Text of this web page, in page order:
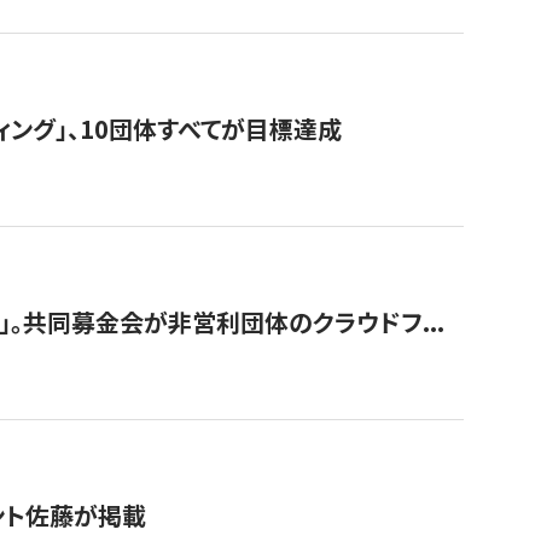
グ」、10団体すべてが目標達成
。共同募金会が非営利団体のクラウドフ...
佐藤が掲載